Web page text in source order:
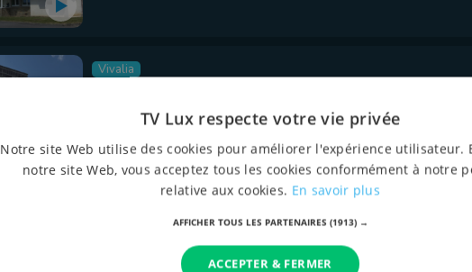
Vivalia
cours depuis 16h00
8 juillet 2026 à 10:48
Nouvel hôpital à Houdemont : les premiers
chantier débarquent lundi
TV Lux respecte votre vie privée
Notre site Web utilise des cookies pour améliorer l'expérience utilisateur.
notre site Web, vous acceptez tous les cookies conformément à notre
relative aux cookies. En savoir plus
AFFICHER TOUS LES PARTENAIRES (1913) →
ACCEPTER & FERMER